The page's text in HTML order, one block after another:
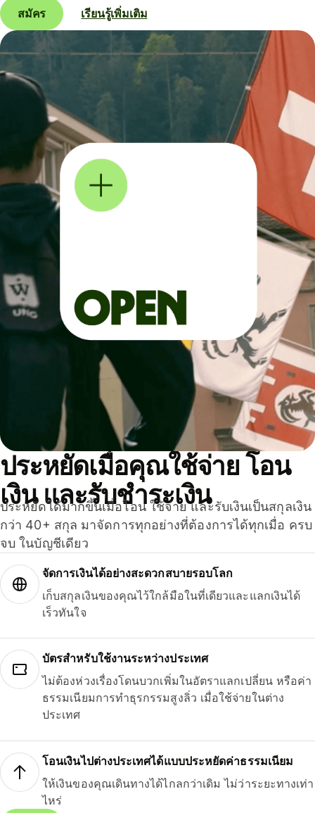
สมัคร เรียนรู้เพิ่มเติม
ประหยัดเมื่อคุณใช้จ่าย โอน
เงิน และรับชำระเงิน
ประหยัดได้มากขึ้นเมื่อโอน ใช้จ่าย และรับเงินเป็นสกุลเงิน
กว่า 40+ สกุล มาจัดการทุกอย่างที่ต้องการได้ทุกเมื่อ ครบ
จบ ในบัญชีเดียว
จัดการเงินได้อย่างสะดวกสบายรอบโลก
เก็บสกุลเงินของคุณไว้ใกล้มือในที่เดียวและแลกเงินได้
เร็วทันใจ
บัตรสำหรับใช้งานระหว่างประเทศ
ไม่ต้องห่วงเรื่องโดนบวกเพิ่มในอัตราแลกเปลี่ยน หรือค่า
ธรรมเนียมการทำธุรกรรมสูงลิ่ว เมื่อใช้จ่ายในต่าง
ประเทศ
โอนเงินไปต่างประเทศได้แบบประหยัดค่าธรรมเนียม
ให้เงินของคุณเดินทางได้ไกลกว่าเดิม ไม่ว่าระยะทางเท่า
ไหร่